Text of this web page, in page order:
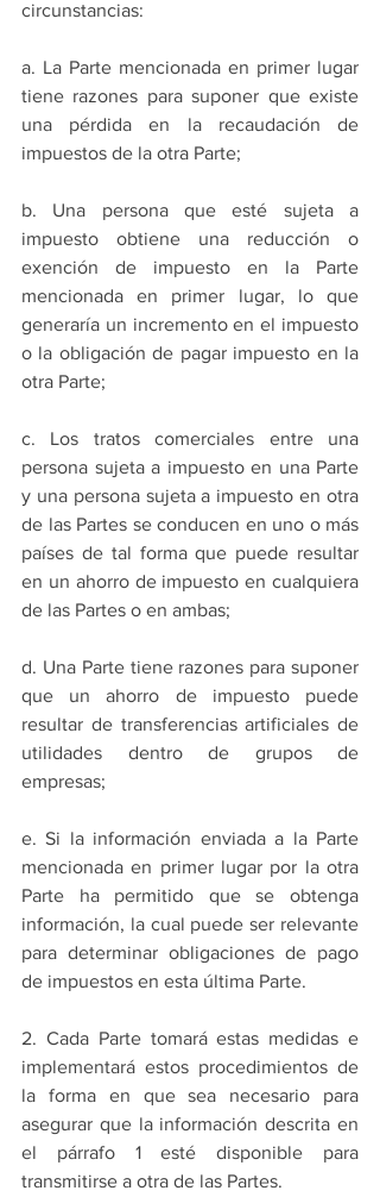
circunstancias:
a. La Parte mencionada en primer lugar
tiene razones para suponer que existe
una pérdida en la recaudación de
impuestos de la otra Parte;
b. Una persona que esté sujeta a
impuesto obtiene una reducción o
exención de impuesto en la Parte
mencionada en primer lugar, lo que
generaría un incremento en el impuesto
o la obligación de pagar impuesto en la
otra Parte;
c. Los tratos comerciales entre una
persona sujeta a impuesto en una Parte
y una persona sujeta a impuesto en otra
de las Partes se conducen en uno o más
países de tal forma que puede resultar
en un ahorro de impuesto en cualquiera
de las Partes o en ambas;
d. Una Parte tiene razones para suponer
que un ahorro de impuesto puede
resultar de transferencias artificiales de
utilidades dentro de grupos de
empresas;
e. Si la información enviada a la Parte
mencionada en primer lugar por la otra
Parte ha permitido que se obtenga
información, la cual puede ser relevante
para determinar obligaciones de pago
de impuestos en esta última Parte.
2. Cada Parte tomará estas medidas e
implementará estos procedimientos de
la forma en que sea necesario para
asegurar que la información descrita en
el párrafo 1 esté disponible para
transmitirse a otra de las Partes.